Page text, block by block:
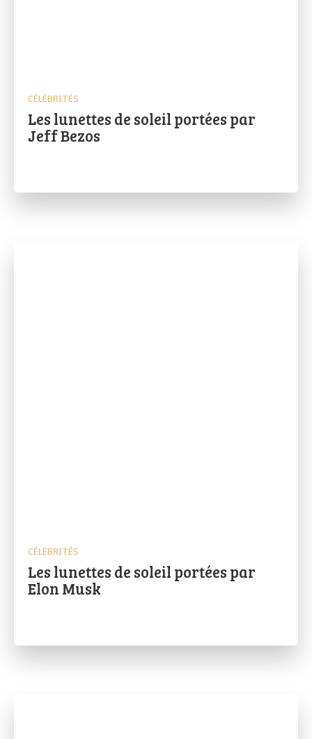
CÉLÉBRITÉS
Les lunettes de soleil portées par
Jeff Bezos
CÉLÉBRITÉS
Les lunettes de soleil portées par
Elon Musk